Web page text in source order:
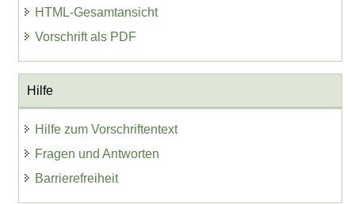
HTML-Gesamtansicht
Vorschrift als PDF
Hilfe
Hilfe zum Vorschriftentext
Fragen und Antworten
Barrierefreiheit